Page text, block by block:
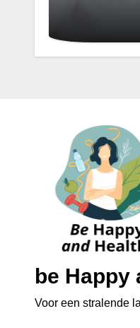
be Happy
Voor een stralende